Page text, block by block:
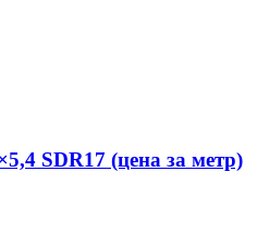
SDR17 (цена за метр)